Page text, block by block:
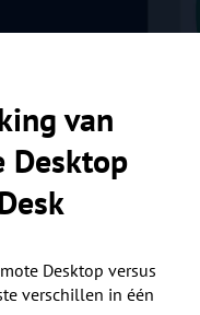
van
Desktop
Desktop versus
verschillen in één